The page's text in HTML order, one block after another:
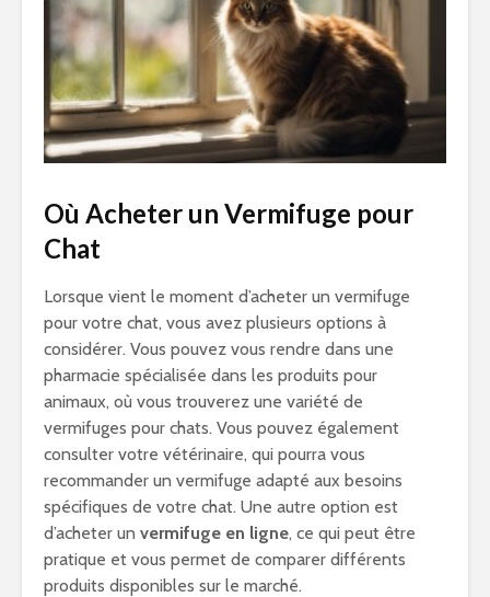
Où Acheter un Vermifuge pour
Chat
Lorsque vient le moment d’acheter un vermifuge
pour votre chat, vous avez plusieurs options à
considérer. Vous pouvez vous rendre dans une
pharmacie spécialisée dans les produits pour
animaux, où vous trouverez une variété de
vermifuges pour chats. Vous pouvez également
consulter votre vétérinaire, qui pourra vous
recommander un vermifuge adapté aux besoins
spécifiques de votre chat. Une autre option est
d’acheter un vermifuge en ligne, ce qui peut être
pratique et vous permet de comparer différents
produits disponibles sur le marché.